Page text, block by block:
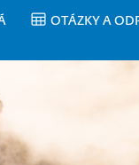
OTÁZKY A